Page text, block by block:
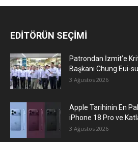
EDİTÖRÜN SEÇİMİ
Patrondan İzmit’e
Başkanı Chung Eui-
3 Ağustos 2026
Apple Tarihinin En
iPhone 18 Pro ve
3 Ağustos 2026